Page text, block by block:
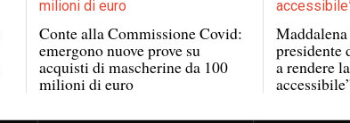
Conte alla Commissione Covid:
emergono nuove prove su
acquisti di mascherine da 100
milioni di euro
presidente
a rendere